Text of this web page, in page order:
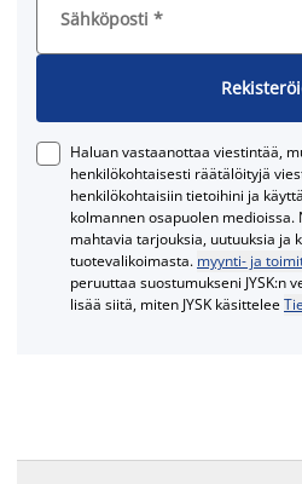
Sähköposti *
Haluan vastaanottaa viestintää,
henkilökohtaisesti räätälöityjä
henkilökohtaisiin tietoihini ja
kolmannen osapuolen
mahtavia tarjouksia, uutuuksia ja
tuotevalikoimasta. myynti- ja
peruuttaa suostumukseni JYSK:n
lisää siitä, miten JYSK käsittelee